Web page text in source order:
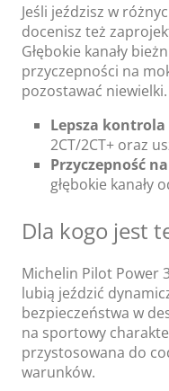
Jeśli jeździsz w
docenisz też
Głębokie kanały
przyczepności na
pozostawać niewielki.
Lepsza
2CT/2CT+ oraz
Przyczepność
głębokie kanały
Dla kogo jest
Michelin Pilot Power
lubią jeździć
bezpieczeństwa w
na sportowy
przystosowana do
warunków.